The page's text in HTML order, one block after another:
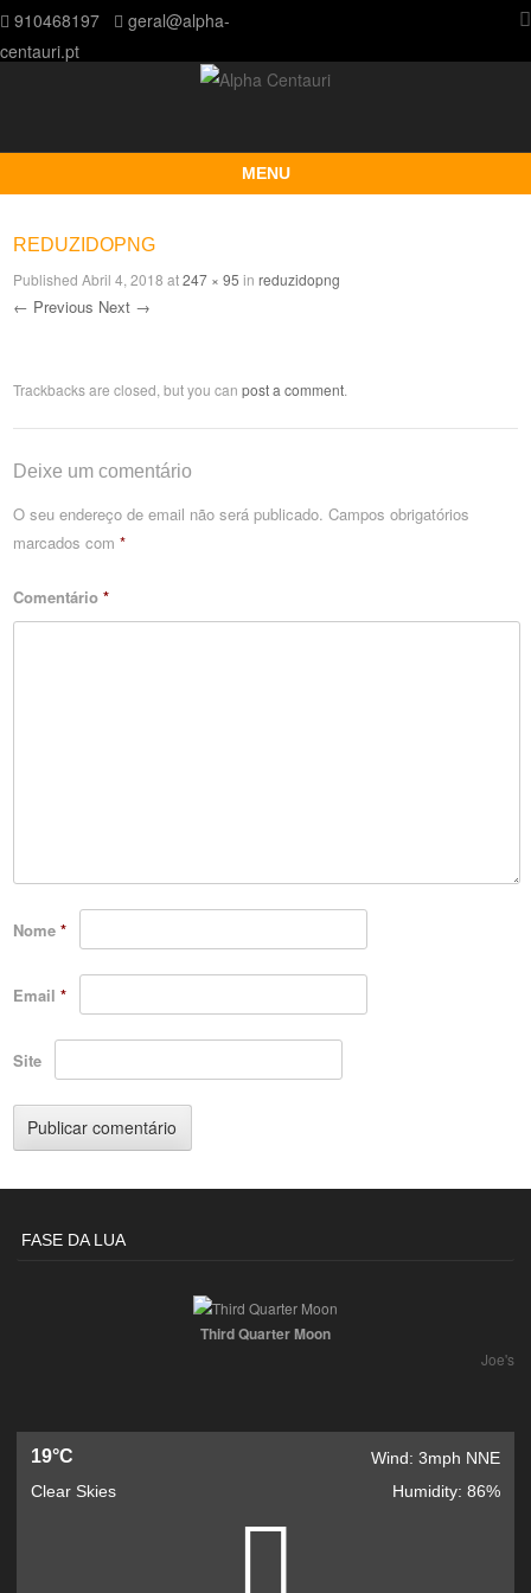
910468197
geral@alpha-
centauri.pt
MENU
REDUZIDOPNG
PublishedAbril 4, 2018 at247 × 95 inreduzidopng
← Previous Next →
Trackbacks are closed, but you canpost a comment
Deixe um comentário
O seu endereço de email não será publicado. Campos obrigatórios
marcados com*
Comentário*
Nome*
Email*
Site
FASE DA LUA
Third Quarter Moon
Joe's
19°C
Wind: 3mph NNE
Clear Skies
Humidity: 86%